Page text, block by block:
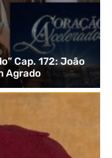
Cap. 172: João
Agrado